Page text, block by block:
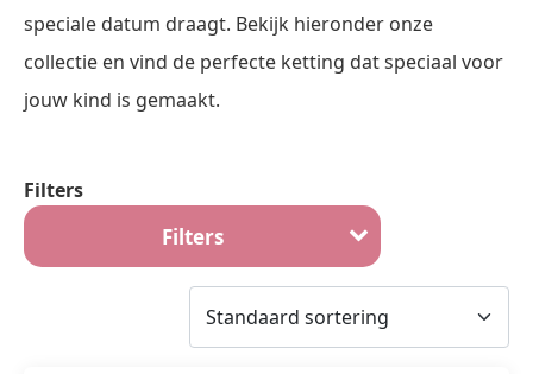
speciale datum draagt. Bekijk hieronder onze
collectie en vind de perfecte ketting dat speciaal voor
jouw kind is gemaakt.
Filters
Filters